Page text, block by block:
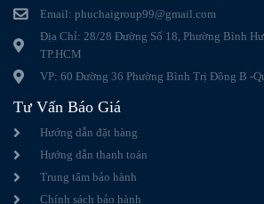
Email: phuchaigroup99@gmail.com
Địa Chỉ: 28/28 Đường Số 18, Phường Bình
TP.HCM
VP: 60 Đường 36 Phường Bình Trị Đông B -
Tư Vấn Báo Giá
Hướng dẫn đặt hàng
Hướng dẫn thanh toán
Trung tâm bảo hành
Chính sách bảo hành